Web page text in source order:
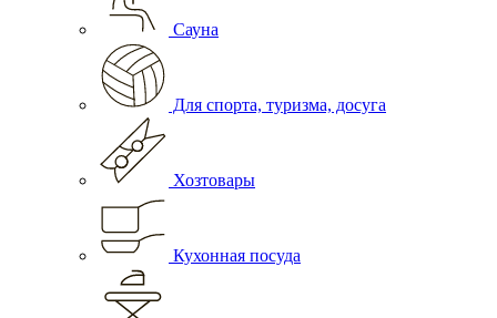
Сауна
Для спорта, туризма, досуга
Хозтовары
Кухонная посуда